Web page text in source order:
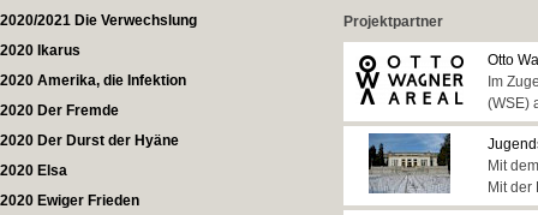
2020/2021 Die Verwechslung
2020 Ikarus
2020 Amerika, die Infektion
2020 Der Fremde
2020 Der Durst der Hyäne
2020 Elsa
2020 Ewiger Frieden
Projektpartner
Otto
Im
(WSE)
Mit
Mit der